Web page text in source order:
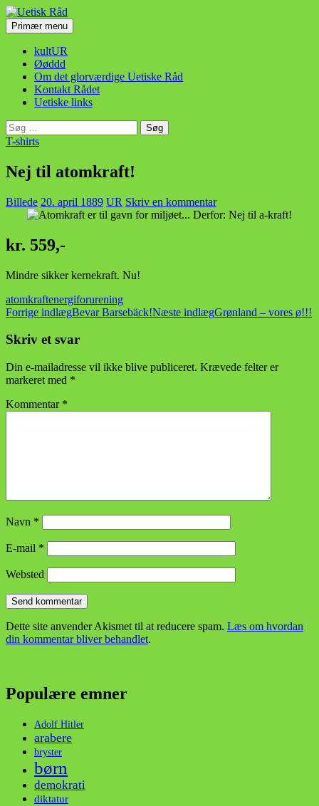
Hop
til
indhold
Uetisk Råd
SøgPrimær menu
kultUR
Øøddd
Om det glorværdige Uetiske Råd
Kontakt Rådet
Uetiske links
Søg
efter:
T-shirts
Nej til atomkraft!
Billede 20. april 1889 UR Skriv en kommentar
kr. 559,-
Mindre sikker kernekraft. Nu!
atomkraftenergiforurening
Indlægsnavigation
Forrige indlægBevar Barsebäck!Næste indlægGrønland – vores ø!!!
Skriv et svar
Din e-mailadresse vil ikke blive publiceret. Krævede felter er
markeret med *
Kommentar *
Navn *
E-mail *
Websted
Dette site anvender Akismet til at reducere spam. Læs om hvordan
din kommentar bliver behandlet.
Populære emner
Adolf Hitler
arabere
bryster
børn
demokrati
diktatur